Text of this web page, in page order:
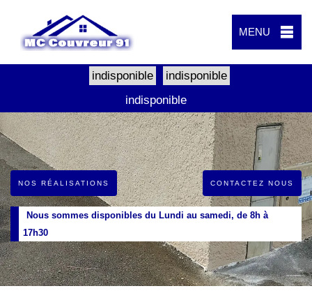
MENU
indisponible
indisponible
indisponible
NOS RÉALISATIONS CONTACTEZ NOUS
Nous sommes disponibles du Lundi au samedi, de 8h à
17h30